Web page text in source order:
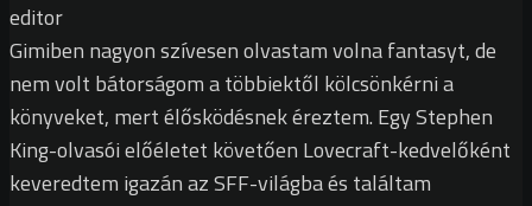
editor
Gimiben nagyon szívesen olvastam volna fantasyt, de
nem volt bátorságom a többiektől kölcsönkérni a
könyveket, mert élősködésnek éreztem. Egy Stephen
King-olvasói előéletet követően Lovecraft-kedvelőként
keveredtem igazán az SFF-világba és találtam